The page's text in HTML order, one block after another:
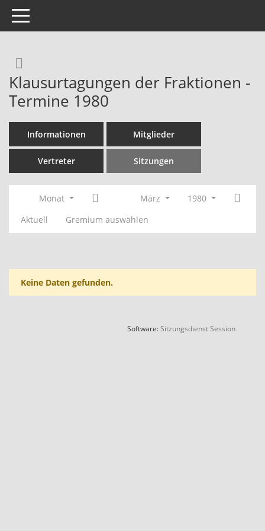
Toggle navigation
Klausurtagungen der Fraktionen -
Termine 1980
Informationen Mitglieder
Vertreter Sitzungen
Monat März
1980
Aktuell
Gremium auswählen
Keine Daten gefunden.
Software:SitzungsdienstSession(Wird in